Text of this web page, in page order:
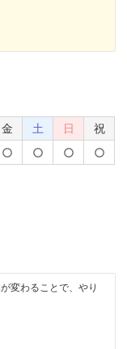
金 土 日
祝
変わることで、やり